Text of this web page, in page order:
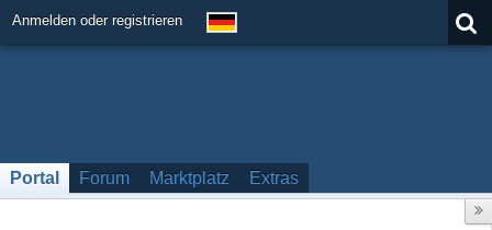
Anmelden oder registrieren
Portal Forum Marktplatz Extras